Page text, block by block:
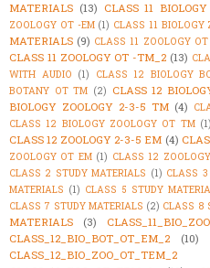
MATERIALS (13) CLASS 11
ZOOLOGY OT -EM (1) CLASS 11
MATERIALS (9) CLASS 11 ZOOLOGY
CLASS 11 ZOOLOGY OT -TM_2 (13)
WITH AUDIO (1) CLASS 12 BIOLOGY
BOTANY OT TM (2) CLASS 12
BIOLOGY ZOOLOGY 2-3-5 TM (4)
CLASS 12 BIOLOGY ZOOLOGY OT TM (1)
CLASS 12 ZOOLOGY 2-3-5 EM (4)
ZOOLOGY OT EM (1) CLASS 12
CLASS 2 STUDY MATERIALS (1) CLASS 3
MATERIALS (1) CLASS 5 STUDY
CLASS 7 STUDY MATERIALS (2) CLASS 8
MATERIALS
(3)
CLASS_12_BIO_BOT_OT_EM_2
(10)
CLASS_12_BIO_ZOO_OT_TEM_2